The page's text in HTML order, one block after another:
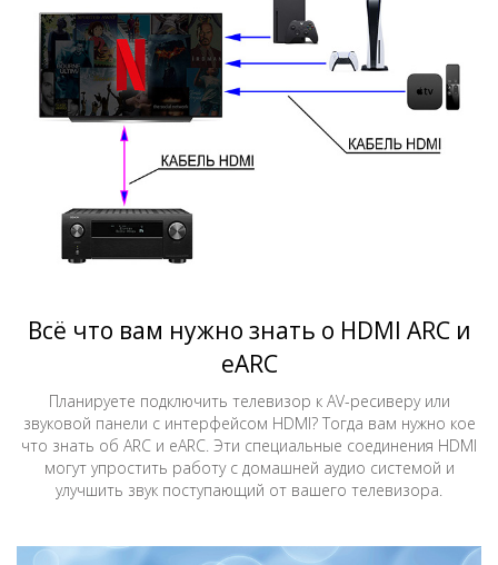
Всё что вам нужно знать о HDMI ARC и
eARC
Планируете подключить телевизор к AV-ресиверу или
звуковой панели с интерфейсом HDMI? Тогда вам нужно кое
что знать об ARC и eARC. Эти специальные соединения HDMI
могут упростить работу с домашней аудио системой и
улучшить звук поступающий от вашего телевизора.